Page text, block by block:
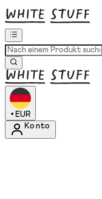
• EUR
Konto